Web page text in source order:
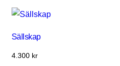
Sällskap
4.300 kr